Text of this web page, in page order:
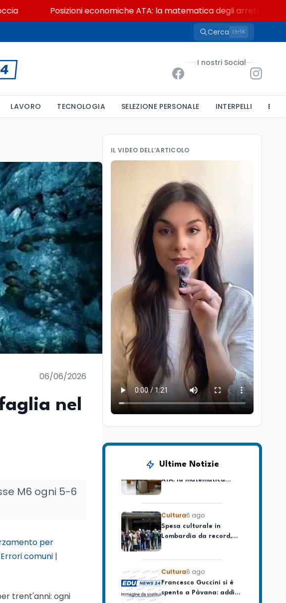
Posizioni economiche ATA: la matematica degli arretrati fino a 4.150
Cerca CtrlK
I nostri Social
LAVORO TECNOLOGIA SELEZIONE PERSONALE INTERPELLI
06/06/2026
nel
M6 ogni 5-6
per
Errori comuni |
trent'anni: ogni
IL VIDEO DELL’ARTICOLO
Ultime Notizie
Ricerca 6 ago
Un secolo di Warburg: il
farmaco anti-tumore
che accende la glicolisi
Ricerca6 ago
Il rivelatore che 'vede' i
reattori spenti
attraverso 400 metri di
roccia
Scuola6 ago
ATA: la matematica
4.150 euro
Lombardia da record,
ma la voragine Nord-
Sud triplica
spento a Pàvana: addio
al Maestrone